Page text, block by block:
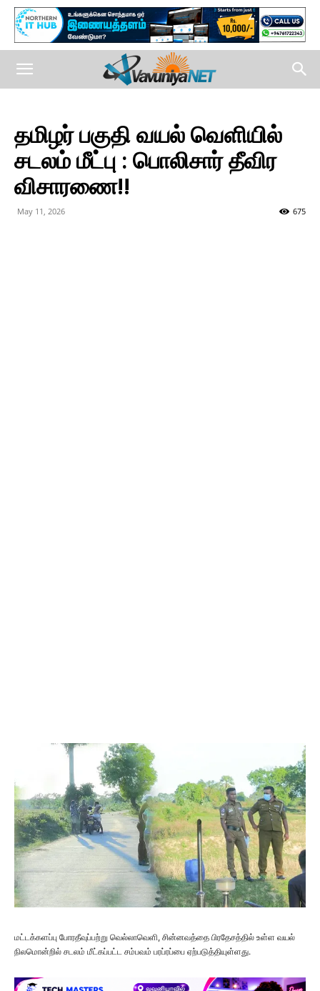
தமிழர் பகுதி வயல் வெளியில்
சடலம் மீட்பு : பொலிசார் தீவிர
விசாரணை!!
May 11, 2026 675
மட்டக்களப்பு போரதீவுப்பற்று வெல்லாவெளி, சின்னவத்தை பிரதேசத்தில் உள்ள வயல்
நிலமொன்றில் சடலம் மீட்கப்பட்ட சம்பவம் பரப்ரப்பை ஏற்படுத்தியுள்ளது.